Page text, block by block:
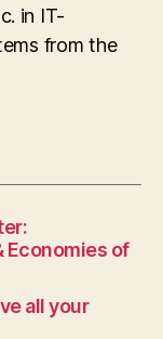
in IT-
from the
Economies of
all your